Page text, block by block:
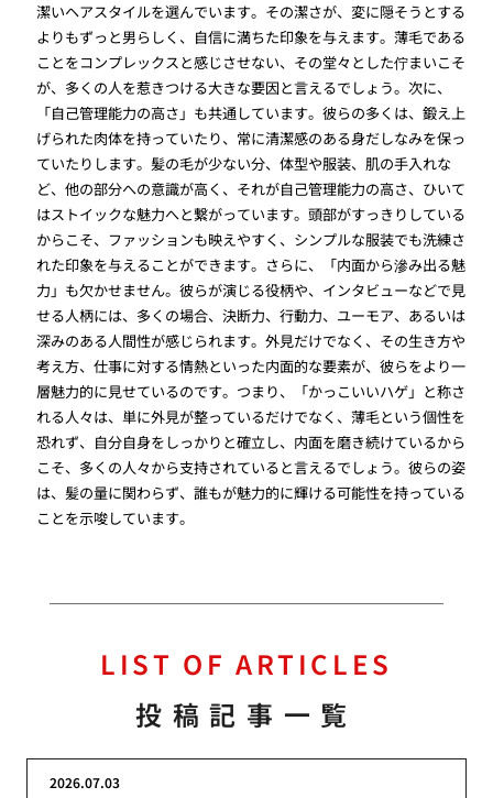
潔いヘアスタイルを選んでいます。その潔さが、変に隠そうとする
よりもずっと男らしく、自信に満ちた印象を与えます。薄毛である
ことをコンプレックスと感じさせない、その堂々とした佇まいこそ
が、多くの人を惹きつける大きな要因と言えるでしょう。次に、
「自己管理能力の高さ」も共通しています。彼らの多くは、鍛え上
げられた肉体を持っていたり、常に清潔感のある身だしなみを保っ
ていたりします。髪の毛が少ない分、体型や服装、肌の手入れな
ど、他の部分への意識が高く、それが自己管理能力の高さ、ひいて
はストイックな魅力へと繋がっています。頭部がすっきりしている
からこそ、ファッションも映えやすく、シンプルな服装でも洗練さ
れた印象を与えることができます。さらに、「内面から滲み出る魅
力」も欠かせません。彼らが演じる役柄や、インタビューなどで見
せる人柄には、多くの場合、決断力、行動力、ユーモア、あるいは
深みのある人間性が感じられます。外見だけでなく、その生き方や
考え方、仕事に対する情熱といった内面的な要素が、彼らをより一
層魅力的に見せているのです。つまり、「かっこいいハゲ」と称さ
れる人々は、単に外見が整っているだけでなく、薄毛という個性を
恐れず、自分自身をしっかりと確立し、内面を磨き続けているから
こそ、多くの人々から支持されていると言えるでしょう。彼らの姿
は、髪の量に関わらず、誰もが魅力的に輝ける可能性を持っている
ことを示唆しています。
LIST OF ARTICLES
投稿記事一覧
2026.07.03